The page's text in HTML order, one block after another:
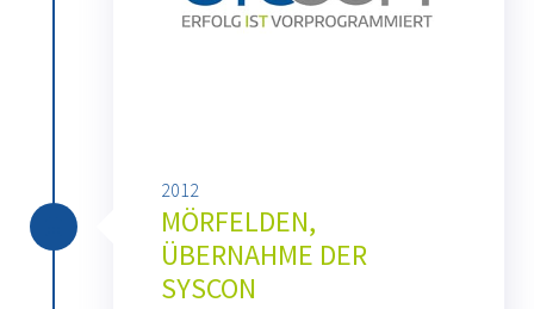
2012
MÖRFELDEN,
ÜBERNAHME DER
SYSCON